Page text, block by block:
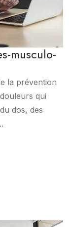
musculo-
la prévention
qui
dos, des